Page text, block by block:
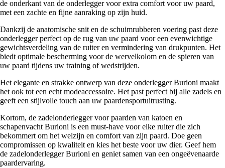
de onderkant van de onderlegger voor extra comfort voor uw paard,
met een zachte en fijne aanraking op zijn huid.
Dankzij de anatomische snit en de schuimrubberen voering past deze
onderlegger perfect op de rug van uw paard voor een evenwichtige
gewichtsverdeling van de ruiter en vermindering van drukpunten. Het
biedt optimale bescherming voor de wervelkolom en de spieren van
uw paard tijdens uw training of wedstrijden.
Het elegante en strakke ontwerp van deze onderlegger Burioni maakt
het ook tot een echt modeaccessoire. Het past perfect bij alle zadels en
geeft een stijlvolle touch aan uw paardensportuitrusting.
Kortom, de zadelonderlegger voor paarden van katoen en
schapenvacht Burioni is een must-have voor elke ruiter die zich
bekommert om het welzijn en comfort van zijn paard. Doe geen
compromissen op kwaliteit en kies het beste voor uw dier. Geef hem
de zadelonderlegger Burioni en geniet samen van een ongeëvenaarde
paardervaring.